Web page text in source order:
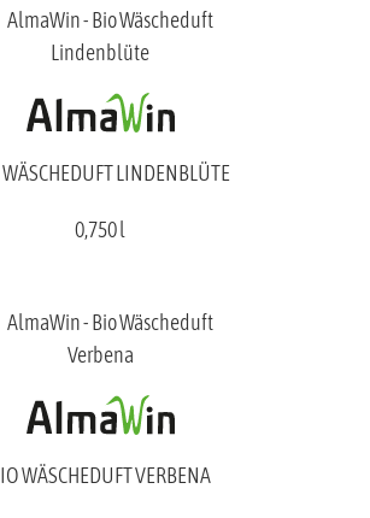
LINDENBLÜTE
0,750 l
WÄSCHEDUFT VERBENA